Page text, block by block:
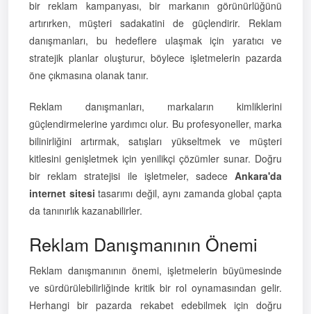
bir reklam kampanyası, bir markanın görünürlüğünü
artırırken, müşteri sadakatini de güçlendirir. Reklam
danışmanları, bu hedeflere ulaşmak için yaratıcı ve
stratejik planlar oluşturur, böylece işletmelerin pazarda
öne çıkmasına olanak tanır.
Reklam danışmanları, markaların kimliklerini
güçlendirmelerine yardımcı olur. Bu profesyoneller, marka
bilinirliğini artırmak, satışları yükseltmek ve müşteri
kitlesini genişletmek için yenilikçi çözümler sunar. Doğru
bir reklam stratejisi ile işletmeler, sadece Ankara'da
internet sitesi tasarımı değil, aynı zamanda global çapta
da tanınırlık kazanabilirler.
Reklam Danışmanının Önemi
Reklam danışmanının önemi, işletmelerin büyümesinde
ve sürdürülebilirliğinde kritik bir rol oynamasından gelir.
Herhangi bir pazarda rekabet edebilmek için doğru